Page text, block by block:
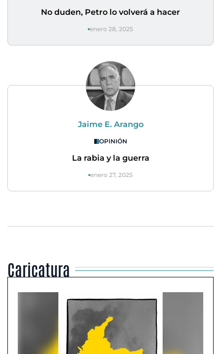
No duden, Petro lo volverá a hacer
enero 28, 2025
Jaime E. Arango
OPINIÓN
La rabia y la guerra
enero 27, 2025
Caricatura